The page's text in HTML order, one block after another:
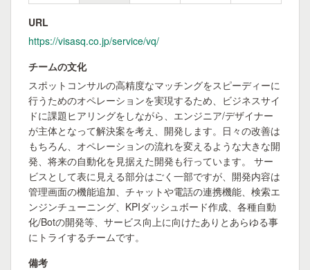
URL
https://visasq.co.jp/service/vq/
チームの文化
スポットコンサルの高精度なマッチングをスピーディーに
行うためのオペレーションを実現するため、ビジネスサイ
ドに課題ヒアリングをしながら、エンジニア/デザイナー
が主体となって解決案を考え、開発します。日々の改善は
もちろん、オペレーションの流れを変えるような大きな開
発、将来の自動化を見据えた開発も行っています。 サー
ビスとして表に見える部分はごく一部ですが、開発内容は
管理画面の機能追加、チャットや電話の連携機能、検索エ
ンジンチューニング、KPIダッシュボード作成、各種自動
化/Botの開発等、サービス向上に向けたありとあらゆる事
にトライするチームです。
備考